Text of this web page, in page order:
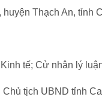
Thạch An, tỉnh
tế; Cử nhân lý
tịch UBND tỉnh